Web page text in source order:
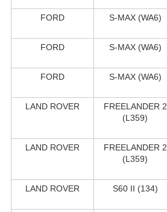
FORD
S-MAX (WA6)
FORD
S-MAX (WA6)
FORD
S-MAX (WA6)
LAND ROVER
FREELANDER 2
(L359)
LAND ROVER
FREELANDER 2
(L359)
LAND ROVER
S60 II (134)